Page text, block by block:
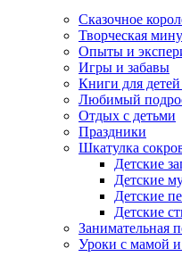
Сказочное
Творческая
Опыты и
Игры и забавы
Книги для
Любимый
Отдых с детьми
Праздники
Шкатулка
Детские
Детские
Детские
Детские
Занимательная
Уроки с мамой